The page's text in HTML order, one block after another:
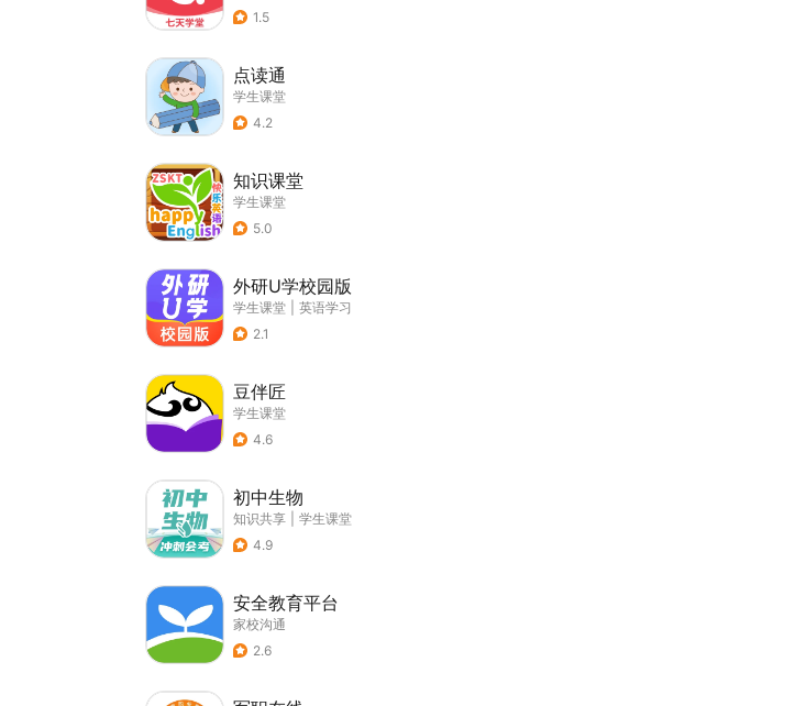
1.5
点读通
学生课堂
4.2
知识课堂
学生课堂
5.0
外研U学校园版
学生课堂
英语学习
2.1
豆伴匠
学生课堂
4.6
初中生物
知识共享
学生课堂
4.9
安全教育平台
家校沟通
2.6